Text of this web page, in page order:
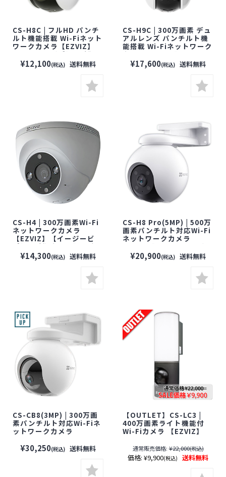
CS-H8C | フルHD パンチ
ルト機能搭載 Wi-Fiネット
ワークカメラ【EZVIZ】
【イージービズ】【防犯
カメラ】【監視カメラ】
【セキュリティーカメラ】
【見守りカメラ】【屋外
¥12,100(税込) 送料無料
CS-H9C | 300万画素 デュ
アルレンズ パンチルト機
能搭載 Wi-Fiネットワーク
カメラ【EZVIZ】【イージ
ービズ】【防犯カメラ】
【監視カメラ】【セキュ
リティーカメラ】【見守り
カメラ】【屋外対応】
¥17,600(税込) 送料無料
CS-H4 | 300万画素Wi-Fi
ネットワークカメラ
【EZVIZ】【イージービ
ズ】【防犯カメラ】【監
視カメラ】【セキュリティ
ーカメラ】【見守りカメ
¥14,300(税込) 送料無料
CS-H8 Pro(5MP) | 500万
画素パンチルト対応Wi-Fi
ネットワークカメラ
【EZVIZ】【イージービ
ズ】【防犯カメラ】【監
視カメラ】【セキュリティ
ーカメラ】【見守りカメ
¥20,900(税込) 送料無料
CS-CB8(3MP) | 300万画
素パンチルト対応Wi-Fiネ
ットワークカメラ
ズ】【防犯カメラ】【監
視カメラ】【セキュリティ
ーカメラ】【見守りカメ
ラ】【配線不要】【屋外
¥30,250(税込) 送料無料
【OUTLET】CS-LC3 |
400万画素ライト機能付
Wi-Fiカメラ 【EZVIZ】
カメラ】【監視カメラ】
【セキュリティーカメラ】
【見守りカメラ】
通常販売価格: ¥22,000(税込)
価格: ¥9,900(税込) 送料無料